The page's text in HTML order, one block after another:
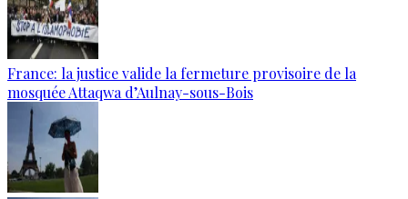
France: la justice valide la fermeture provisoire de la
mosquée Attaqwa d’Aulnay-sous-Bois